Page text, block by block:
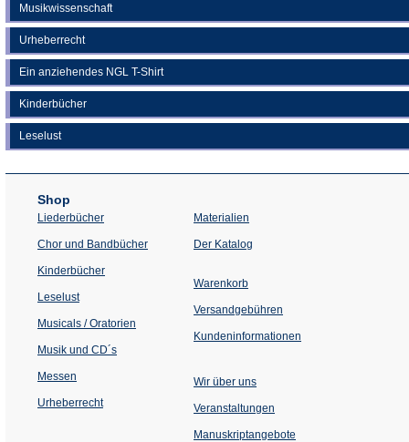
Musikwissenschaft
Urheberrecht
Ein anziehendes NGL T-Shirt
Kinderbücher
Leselust
Shop
Liederbücher
Chor und Bandbücher
Kinderbücher
Leselust
Musicals / Oratorien
Musik und CD´s
Messen
Urheberrecht
Materialien
Der Katalog
Warenkorb
Versandgebühren
Kundeninformationen
Wir über uns
Veranstaltungen
einem
Manuskriptangebote